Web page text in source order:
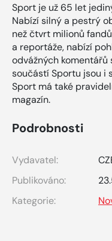
Sport je už 65 let
Nabízí silný a pestrý
než čtvrt milionů
a reportáže, nabízí
odvážných
součástí Sportu jsou i
Sport má také
magazín.
Podrobnosti
Vydavatel:
Publikováno:
Kategorie: